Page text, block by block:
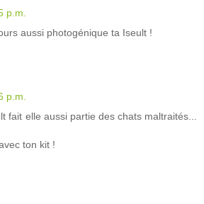
p.m.
aussi photogénique ta Iseult !
p.m.
fait elle aussi partie des chats maltraités...
ton kit !